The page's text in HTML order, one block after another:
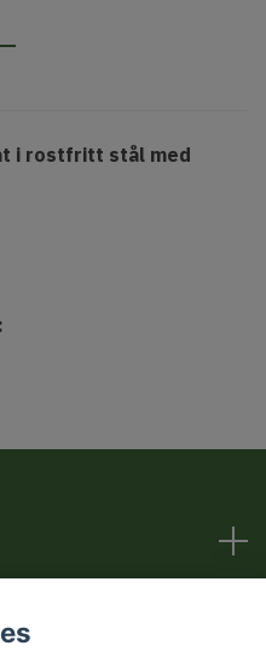
i rostfritt stål med